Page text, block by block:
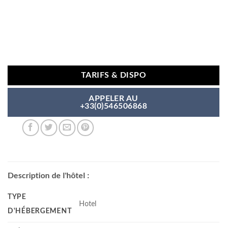
TARIFS & DISPO
APPELER AU
+33(0)546506868
Description de l'hôtel :
TYPE
D'HÉBERGEMENT
Hotel